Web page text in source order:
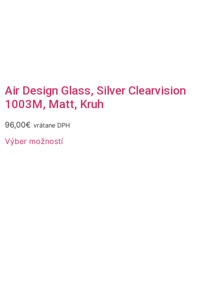
Air Design Glass, Silver Clearvision
1003M, Matt, Kruh
96,00€ vrátane DPH
Výber možností